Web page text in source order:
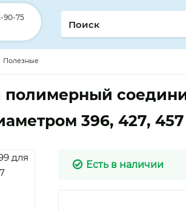
90-75
Полезные
396, 427, 457
Есть в наличии